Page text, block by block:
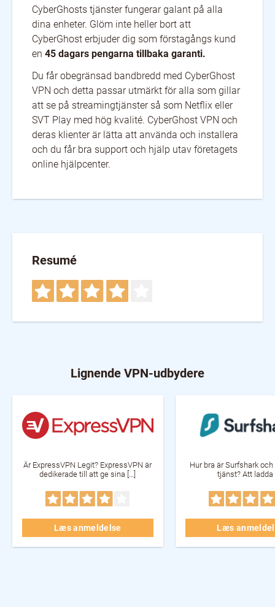
CyberGhosts tjänster fungerar galant på alla
dina enheter. Glöm inte heller bort att
CyberGhost erbjuder dig som förstagångs kund
en 45 dagars pengarna tillbaka garanti.
Du får obegränsad bandbredd med CyberGhost
VPN och detta passar utmärkt för alla som gillar
att se på streamingtjänster så som Netflix eller
SVT Play med hög kvalité. CyberGhost VPN och
deras klienter är lätta att använda och installera
och du får bra support och hjälp utav företagets
online hjälpcenter.
Resumé
Lignende VPN-udbydere
Är ExpressVPN Legit? ExpressVPN är
dedikerade till att ge sina […]
Læs anmeldelse
Hur bra är Surfshark
tjänst? Att ladda
Læs